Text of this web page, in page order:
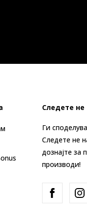
Следете не
Ги
Следете не
дознајте за
производи!